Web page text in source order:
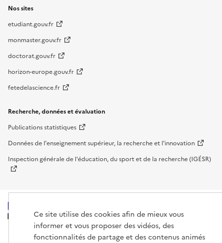
Nos sites
etudiant.gouv.fr
monmaster.gouv.fr
doctorat.gouv.fr
horizon-europe.gouv.fr
fetedelascience.fr
Recherche, données et évaluation
Publications statistiques
Données de l'enseignement supérieur, la recherche et l'innovation
Inspection générale de l'éducation, du sport et de la recherche (IGÉSR)
MINISTÈRE
DE L'ENSEIGNEMENT
SUPÉRIEUR,
DE LA RECHERCHE
Ce site utilise des cookies afin de mieux vous
informer et vous proposer des vidéos, des
fonctionnalités de partage et des contenus animés